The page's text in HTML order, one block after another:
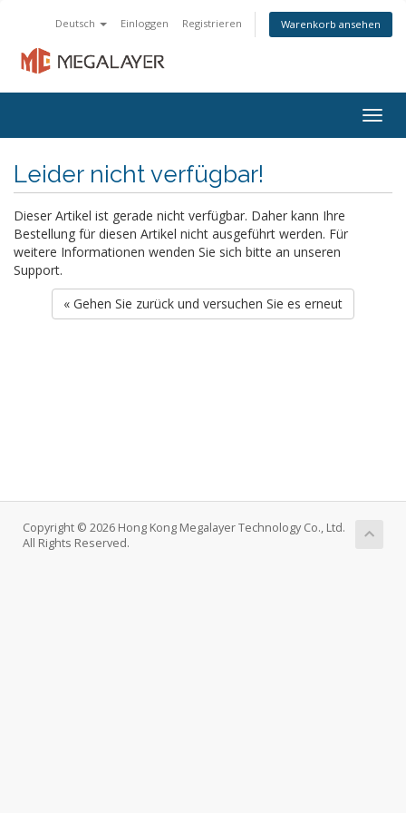
Deutsch Einloggen Registrieren Warenkorb ansehen
Leider nicht verfügbar!
Dieser Artikel ist gerade nicht verfügbar. Daher kann Ihre
Bestellung für diesen Artikel nicht ausgeführt werden. Für
weitere Informationen wenden Sie sich bitte an unseren
Support.
« Gehen Sie zurück und versuchen Sie es erneut
Copyright © 2026 Hong Kong Megalayer Technology Co., Ltd.
All Rights Reserved.